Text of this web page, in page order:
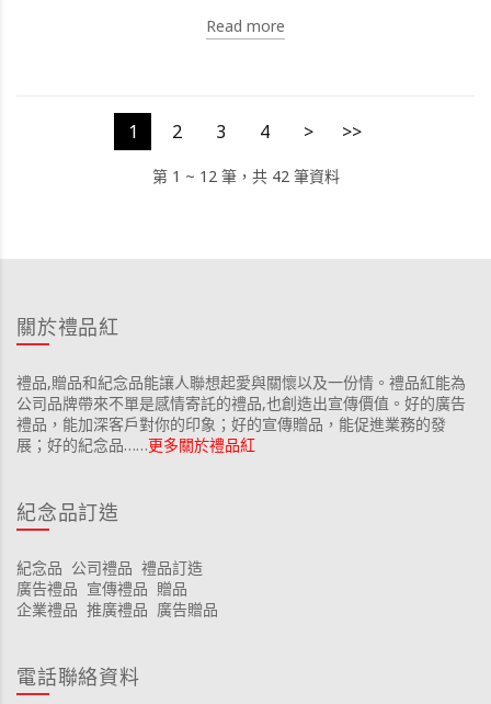
Read more
1 2 3 4 > >>
第 1 ~ 12 筆，共 42 筆資料
關於禮品紅
禮品,贈品和紀念品能讓人聯想起愛與關懷以及一份情。禮品紅能為
公司品牌帶來不單是感情寄託的禮品,也創造出宣傳價值。好的廣告
禮品，能加深客戶對你的印象；好的宣傳贈品，能促進業務的發
展；好的紀念品……更多關於禮品紅
紀念品訂造
紀念品 公司禮品 禮品訂造
廣告禮品 宣傳禮品 贈品
企業禮品 推廣禮品 廣告贈品
電話聯絡資料